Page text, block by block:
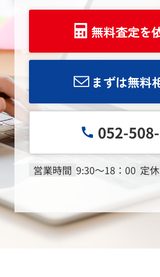
【名古屋市】
探し...
マンションの売
談すべきか迷
を進める場合、
に精通し、売却
産会社を選べ
格や...
2026.08.03
不動産売却に強
めの人気エリ
名古屋市西区
エリアは暮らし
のバランスが取
鶴舞線が利用
無料査定を
まずは無料
052-
営業時間 9:30～18：00 定